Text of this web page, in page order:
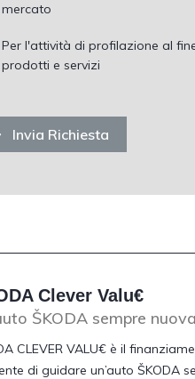
mercato
Per l'attività di profilazione al
prodotti e servizi
Invia Richiesta
Clever Valu€
ŠKODA sempre nuova
CLEVER VALU€ è il
di guidare un’auto ŠKODA